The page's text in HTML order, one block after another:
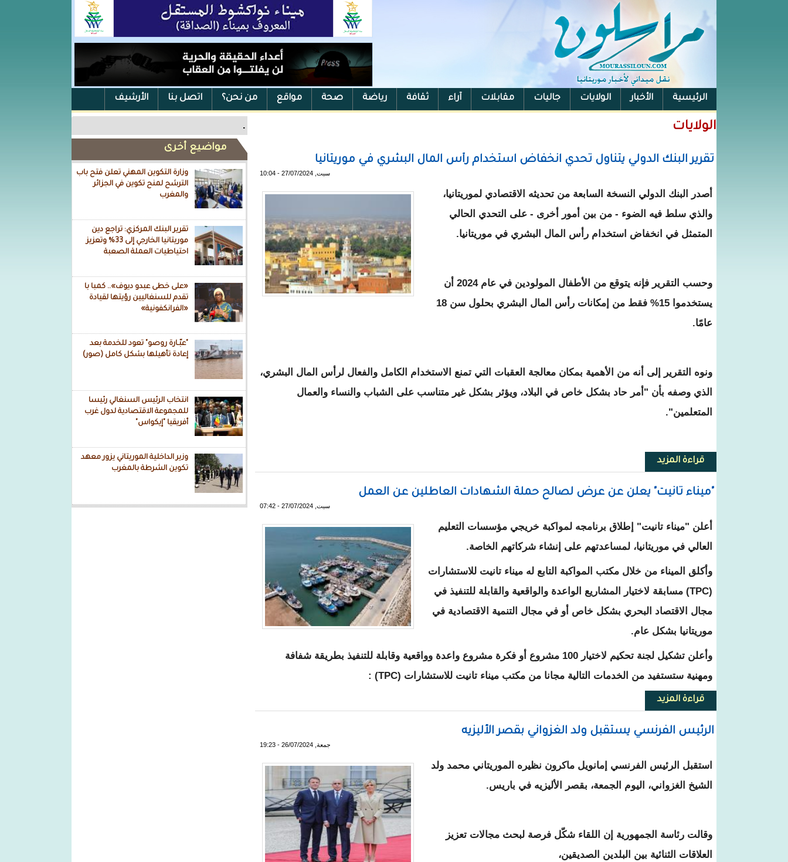
الرئيسية الأخبار الولايات جاليات مقابلات آراء ثقافة رياضة صحة مواقع من نحن؟ اتصل بنا الأرشيف
الفيس بوك .
مواضيع أخرى
وزارة التكوين المهني تعلن فتح باب
الترشح لمنح تكوين في الجزائر
والمغرب
تقرير البنك المركزي: تراجع دين
موريتانيا الخارجي إلى 33% وتعزيز
احتياطيات العملة الصعبة
«على خطى عبدو ديوف».. كمبا با
تقدم للسنغاليين رؤيتها لقيادة
«الفرانكفونية»
"عبّـارة روصو" تعود للخدمة بعد
إعادة تأهيلها بشكل كامل (صور)
انتخاب الرئيس السنغالي رئيسا
للمجموعة الاقتصادية لدول غرب
أفريقيا "إيكواس"
وزير الداخلية الموريتاني يزور معهد
تكوين الشرطة بالمغرب
الولايات
تقرير البنك الدولي يتناول تحدي انخفاض استخدام رأس المال البشري في موريتانيا
سبت, 27/07/2024 - 10:04
أصدر البنك الدولي النسخة السابعة من تحديثه الاقتصادي لموريتانيا،
والذي سلط فيه الضوء - من بين أمور أخرى - على التحدي الحالي
المتمثل في انخفاض استخدام رأس المال البشري في موريتانيا.
وحسب التقرير فإنه يتوقع من الأطفال المولودين في عام 2024 أن
يستخدموا 15% فقط من إمكانات رأس المال البشري بحلول سن 18
عامًا.
ونوه التقرير إلى أنه من الأهمية بمكان معالجة العقبات التي تمنع الاستخدام الكامل والفعال لرأس المال البشري،
الذي وصفه بأن "أمر حاد بشكل خاص في البلاد، ويؤثر بشكل غير متناسب على الشباب والنساء والعمال
المتعلمين".
قراءة المزيدحول تقرير البنك الدولي يتناول تحدي انخفاض استخدام رأس المال البشري في موريتانيا
"ميناء تانيت" يعلن عن عرض لصالح حملة الشهادات العاطلين عن العمل
سبت, 27/07/2024 - 07:42
أعلن "ميناء تانيت" إطلاق برنامجه لمواكبة خريجي مؤسسات التعليم
العالي في موريتانيا، لمساعدتهم على إنشاء شركاتهم الخاصة.
وأكلق الميناء من خلال مكتب المواكبة التابع له ميناء تانيت للاستشارات
(TPC) مسابقة لاختيار المشاريع الواعدة والواقعية والقابلة للتنفيذ في
مجال الاقتصاد البحري بشكل خاص أو في مجال التنمية الاقتصادية في
موريتانيا بشكل عام.
وأعلن تشكيل لجنة تحكيم لاختيار 100 مشروع أو فكرة مشروع واعدة وواقعية وقابلة للتنفيذ بطريقة شفافة
ومهنية ستستفيد من الخدمات التالية مجانا من مكتب ميناء تانيت للاستشارات (TPC) :
قراءة المزيدحول "ميناء تانيت" يعلن عن عرض لصالح حملة الشهادات العاطلين عن العمل
الرئيس الفرنسي يستقبل ولد الغزواني بقصر الأليزيه
جمعة, 26/07/2024 - 19:23
استقبل الرئيس الفرنسي إمانويل ماكرون نظيره الموريتاني محمد ولد
الشيخ الغزواني، اليوم الجمعة، بقصر الأليزيه في باريس.
وقالت رئاسة الجمهورية إن اللقاء شكّل فرصة لبحث مجالات تعزيز
العلاقات الثنائية بين البلدين الصديقين،